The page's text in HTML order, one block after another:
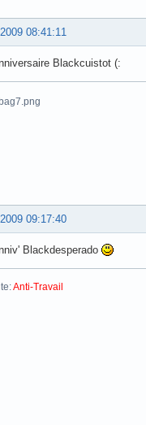
08:41:11
Blackcuistot (:
09:17:40
Blackdesperado
Anti-Travail